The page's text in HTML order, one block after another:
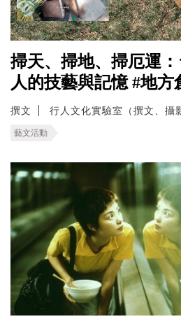
掃天、掃地、掃厄運
人的技藝與記憶 #地方
撰文 行人文化實驗室（撰文、攝
藝文活動